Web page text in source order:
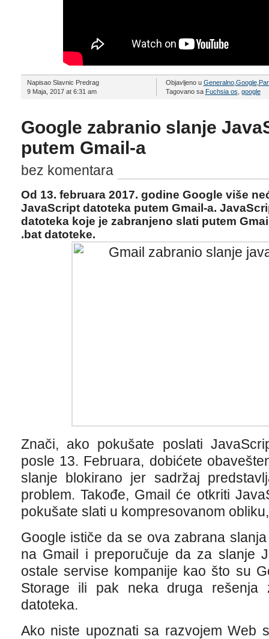
Napisao Slavnic Predrag
9 Maja, 2017 at 6:31 am
Objavljeno u Generalno, Google,
Tagovano sa Fuchsia os google
Google zabranio slanje
putem Gmail-a
bez komentara
Od 13. februara 2017. godine Google više
JavaScript datoteka putem Gmail-a.
datoteka koje je zabranjeno slati putem
.bat datoteke.
Znači, ako pokušate poslati
posle 13. Februara, dobićete
slanje blokirano jer sadržaj
problem. Takođe, Gmail će otkriti
pokušate slati u kompresovanom
Google ističe da se ova zabrana
na Gmail i preporučuje da za slanje
ostale servise kompanije kao što su
Storage ili pak neka druga
datoteka.
Ako niste upoznati sa razvojem Web